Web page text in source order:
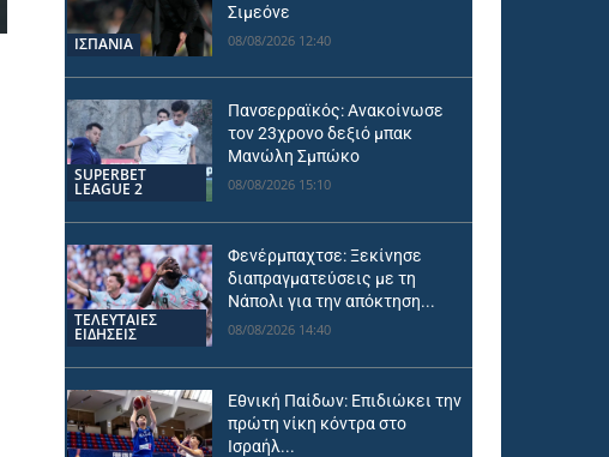
ΙΣΠΑΝΙΑ
Σιμεόνε
08/08/2026 12:40
SUPERBET
LEAGUE 2
Πανσερραϊκός: Ανακοίνωσε
τον 23χρονο δεξιό μπακ
Μανώλη Σμπώκο
08/08/2026 15:10
ΤΕΛΕΥΤΑΙΕΣ
ΕΙΔΗΣΕΙΣ
Φενέρμπαχτσε: Ξεκίνησε
διαπραγματεύσεις με τη
Νάπολι για την απόκτηση...
08/08/2026 14:40
Εθνική Παίδων: Επιδιώκει την
πρώτη νίκη κόντρα στο
Ισραήλ...